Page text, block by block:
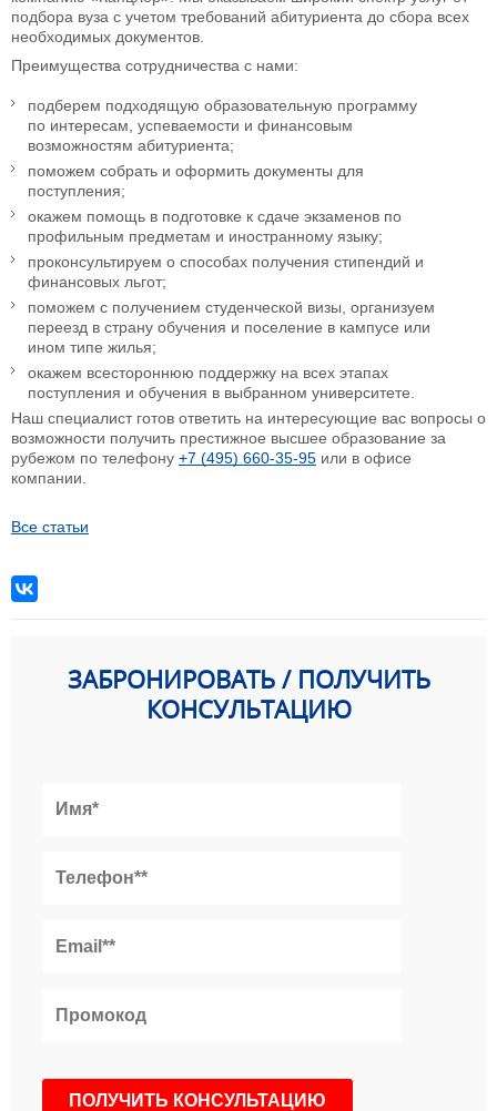
подбора вуза с учетом требований абитуриента до сбора всех
необходимых документов.
Преимущества сотрудничества с нами:
подберем подходящую образовательную программу
по интересам, успеваемости и финансовым
возможностям абитуриента;
поможем собрать и оформить документы для
поступления;
окажем помощь в подготовке к сдаче экзаменов по
профильным предметам и иностранному языку;
проконсультируем о способах получения стипендий и
финансовых льгот;
поможем с получением студенческой визы, организуем
переезд в страну обучения и поселение в кампусе или
ином типе жилья;
окажем всестороннюю поддержку на всех этапах
поступления и обучения в выбранном университете.
Наш специалист готов ответить на интересующие вас вопросы о
возможности получить престижное высшее образование за
рубежом по телефону +7 (495) 660-35-95 или в офисе
компании.
Все статьи
ЗАБРОНИРОВАТЬ / ПОЛУЧИТЬ
КОНСУЛЬТАЦИЮ